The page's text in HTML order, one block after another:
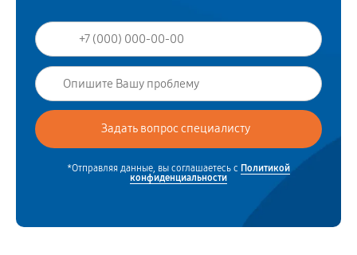
*Отправляя данные, вы соглашаетесь с Политикой
конфиденциальности